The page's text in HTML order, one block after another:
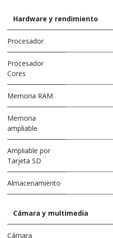
Hardware y rendimiento
Procesador
Procesador
Cores
Memoria RAM
Memoria
ampliable
Ampliable por
Tarjeta SD
Almacenamiento
Cámara y multimedia
Cámara